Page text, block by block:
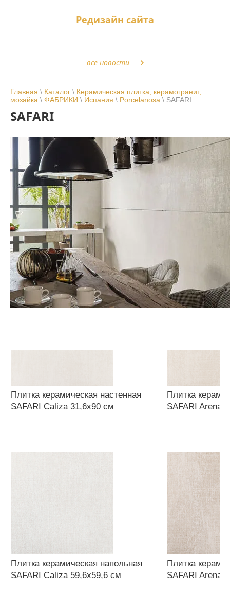
Редизайн сайта
все новости
Главная \ Каталог \ Керамическая плитка, керамогранит,
мозайка \ ФАБРИКИ \ Испания \ Porcelanosa \ SAFARI
SAFARI
Плитка керамическая настенная
SAFARI Caliza 31,6x90 см
Плитка
SAFARI Arena
Плитка керамическая напольная
SAFARI Caliza 59,6х59,6 см
Плитка
SAFARI Arena